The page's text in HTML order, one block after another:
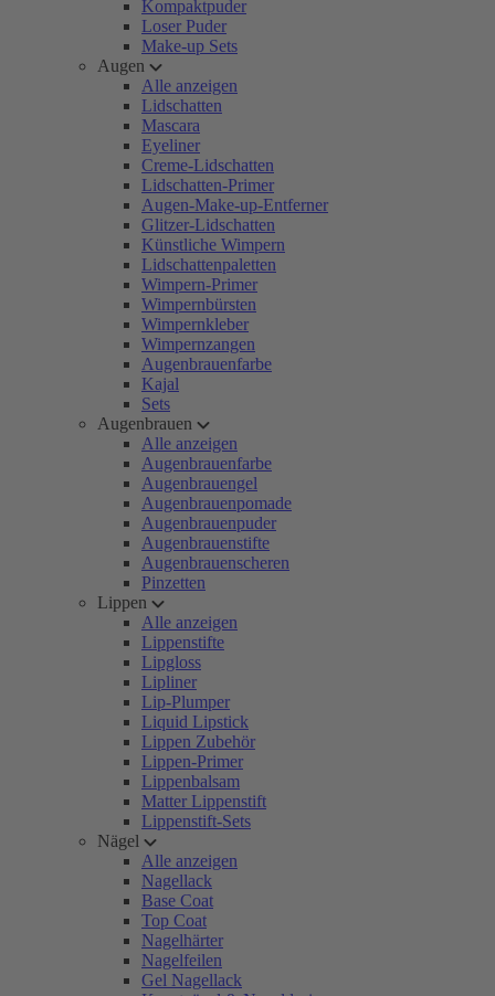
Kompaktpuder
Loser Puder
Make-up Sets
Augen
Alle anzeigen
Lidschatten
Mascara
Eyeliner
Creme-Lidschatten
Lidschatten-Primer
Augen-Make-up-Entferner
Glitzer-Lidschatten
Künstliche Wimpern
Lidschattenpaletten
Wimpern-Primer
Wimpernbürsten
Wimpernkleber
Wimpernzangen
Augenbrauenfarbe
Kajal
Sets
Augenbrauen
Alle anzeigen
Augenbrauenfarbe
Augenbrauengel
Augenbrauenpomade
Augenbrauenpuder
Augenbrauenstifte
Augenbrauenscheren
Pinzetten
Lippen
Alle anzeigen
Lippenstifte
Lipgloss
Lipliner
Lip-Plumper
Liquid Lipstick
Lippen Zubehör
Lippen-Primer
Lippenbalsam
Matter Lippenstift
Lippenstift-Sets
Nägel
Alle anzeigen
Nagellack
Base Coat
Top Coat
Nagelhärter
Nagelfeilen
Gel Nagellack